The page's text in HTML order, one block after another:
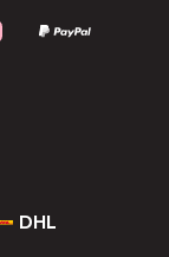
DHL